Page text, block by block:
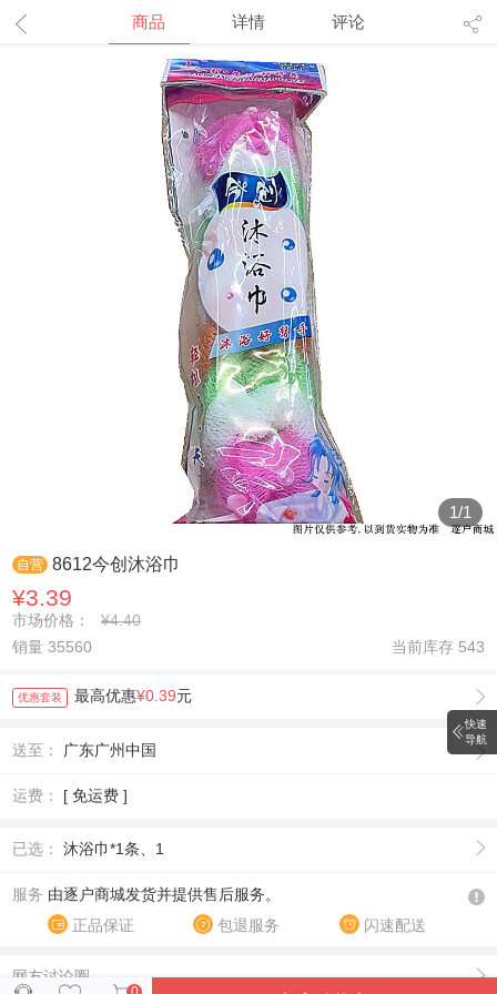
商品 详情 评论
1/1
自营 8612今创沐浴巾
¥3.39
市场价格：
¥4.40
销量 35560
当前库存 543
优惠套装 最高优惠¥0.39元
送至： 广东广州中国
运费： [ 免运费 ]
已选： 沐浴巾*1条、1
服务 由逐户商城发货并提供售后服务。
正品保证
包退服务 闪速配送
网友讨论圈
快速
导航